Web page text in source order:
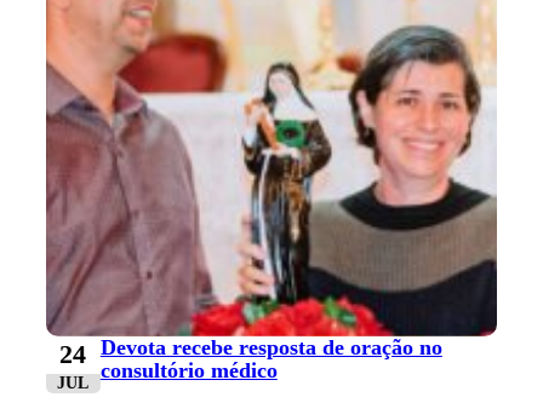
24
JUL
Devota recebe resposta de oração no
consultório médico